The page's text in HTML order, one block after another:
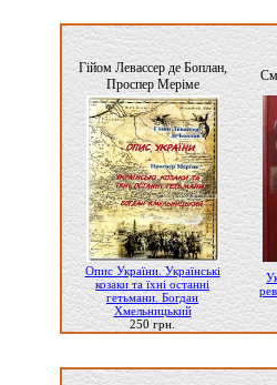
Гійом Левассер де Боплан,
Проспер Меріме
Опис України. Українські
козаки та їхні останні
гетьмани. Богдан
Хмельницький
250 грн.